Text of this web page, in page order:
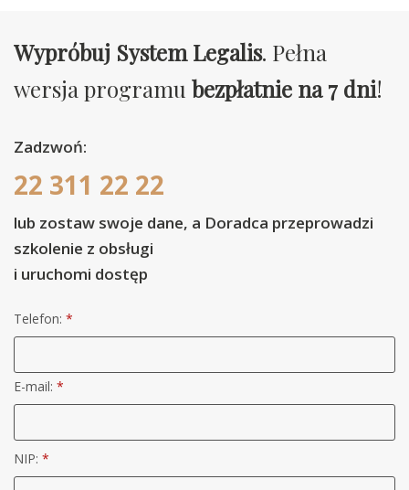
Wypróbuj System Legalis. Pełna
wersja programu bezpłatnie na 7 dni!
Zadzwoń:
22 311 22 22
lub zostaw swoje dane, a Doradca przeprowadzi
szkolenie z obsługi
i uruchomi dostęp
Telefon: *
E-mail: *
NIP: *